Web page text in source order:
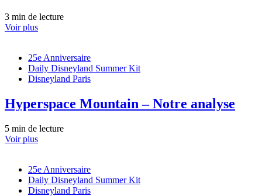
3 min de lecture
Voir plus
25e Anniversaire
Daily Disneyland Summer Kit
Disneyland Paris
Hyperspace Mountain – Notre analyse
5 min de lecture
Voir plus
25e Anniversaire
Daily Disneyland Summer Kit
Disneyland Paris